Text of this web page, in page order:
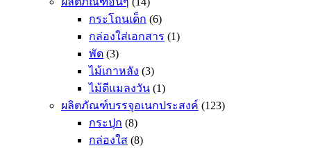
กระโถนเด็ก (6)
กล่องใส่เอกสาร (1)
พัด (3)
ไม้เกาหลัง (3)
ไม้ตีแมลงวัน (1)
ผลิตภัณฑ์บรรจุอเนกประสงค์ (123)
กระปุก (8)
กล่องใส (8)